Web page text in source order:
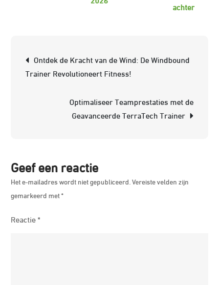
achterop
Ontdek de Kracht van de Wind: De Windbound
Trainer Revolutioneert Fitness!
Optimaliseer Teamprestaties met de
Geavanceerde TerraTech Trainer
Geef een reactie
Het e-mailadres wordt niet gepubliceerd. Vereiste velden zijn
gemarkeerd met*
Reactie*